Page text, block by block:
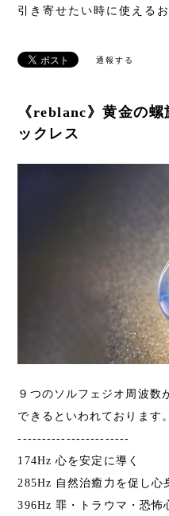
引き寄せたい時に使える
通報する
《reblanc》黄金の
ックレス
９つのソルフェジオ周波数
できるといわれております。
-----------------------
174Hz 心を安定に導く
285Hz 自然治癒力を促し心
396Hz 罪・トラウマ・恐怖